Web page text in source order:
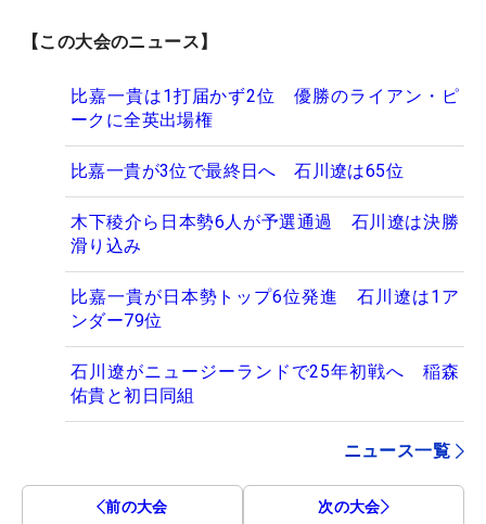
【この大会のニュース】
比嘉一貴は1打届かず2位 優勝のライアン・ピ
ークに全英出場権
比嘉一貴が3位で最終日へ 石川遼は65位
木下稜介ら日本勢6人が予選通過 石川遼は決勝
滑り込み
比嘉一貴が日本勢トップ6位発進 石川遼は1ア
ンダー79位
石川遼がニュージーランドで25年初戦へ 稲森
佑貴と初日同組
ニュース一覧
前の大会 次の大会